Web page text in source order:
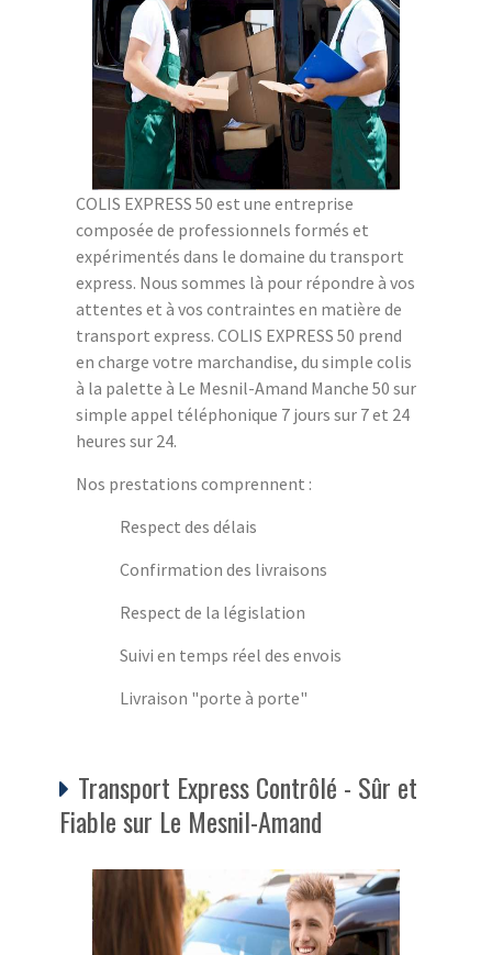
COLIS EXPRESS 50 est une entreprise
composée de professionnels formés et
expérimentés dans le domaine du transport
express. Nous sommes là pour répondre à vos
attentes et à vos contraintes en matière de
transport express. COLIS EXPRESS 50 prend
en charge votre marchandise, du simple colis
à la palette à Le Mesnil-Amand Manche 50 sur
simple appel téléphonique 7 jours sur 7 et 24
heures sur 24.
Nos prestations comprennent :
Respect des délais
Confirmation des livraisons
Respect de la législation
Suivi en temps réel des envois
Livraison "porte à porte"
Transport Express Contrôlé - Sûr et
Fiable sur Le Mesnil-Amand